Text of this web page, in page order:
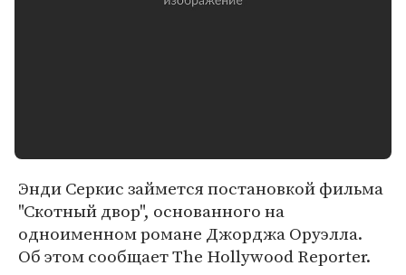
Энди Серкис займется постановкой фильма
"Скотный двор", основанного на
одноименном романе Джорджа Оруэлла.
Об этом сообщает The Hollywood Reporter.